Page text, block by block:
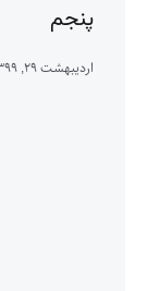
پنجم
اردیبهشت ۲۹, ۱۳۹۹